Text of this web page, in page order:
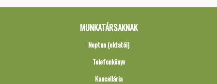
MUNKATÁRSAKNAK
Neptun (oktatói)
Telefonkönyv
Kancellária